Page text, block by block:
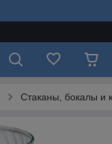
Стаканы, бокалы и